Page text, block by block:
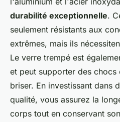
durabilité exceptionnelle.
seulement résistants aux
extrêmes, mais ils
Le verre trempé est
et peut supporter des chocs
briser. En investissant dans
qualité, vous assurez la
corps tout en conservant